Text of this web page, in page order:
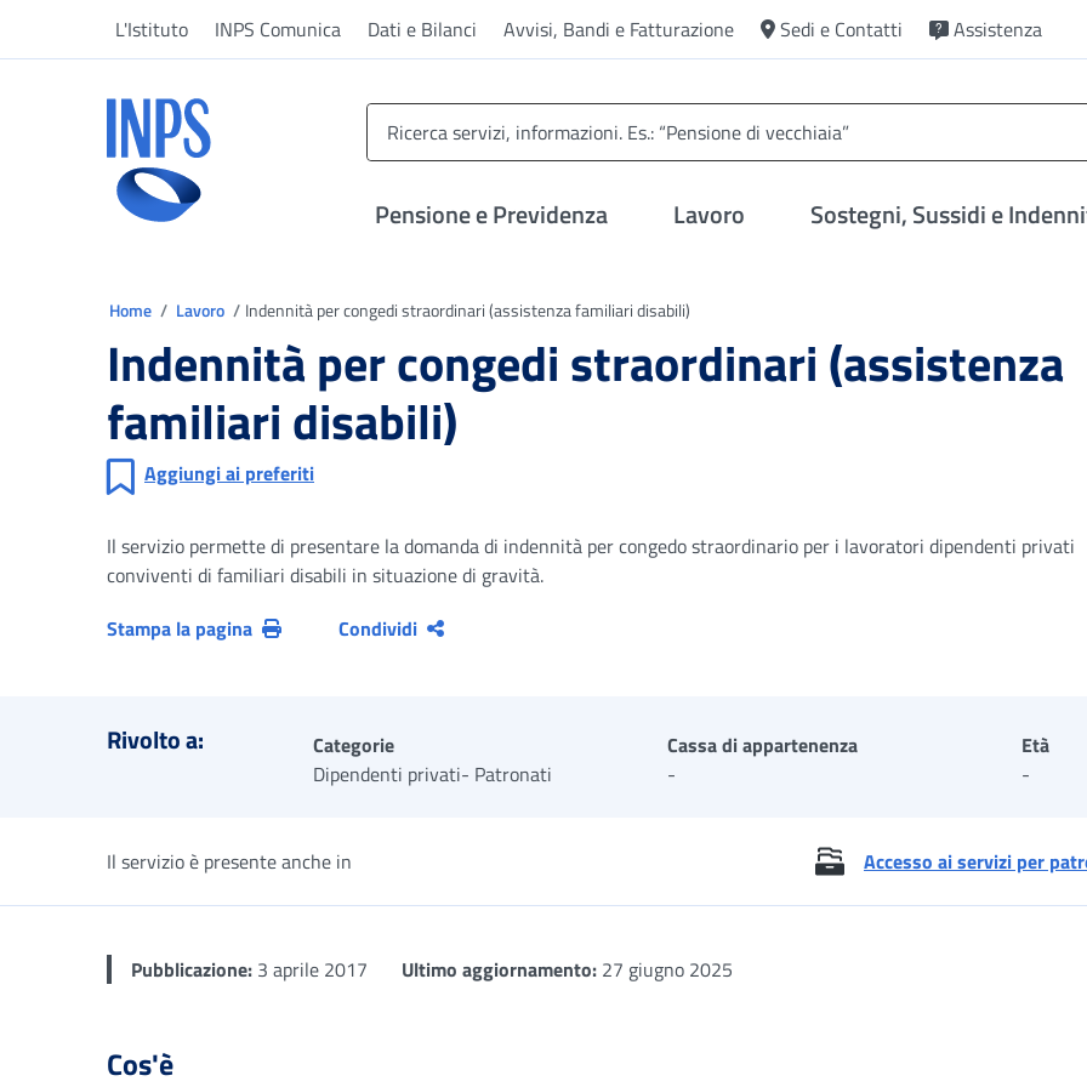
L'Istituto INPS Comunica Dati e Bilanci Avvisi, Bandi e Fatturazione Sedi e Contatti Assistenza
Pensione e Previdenza Lavoro Sostegni, Sussidi e
Home Lavoro Indennità per congedi straordinari (assistenza familiari disabili)
Indennità per congedi straordinari (assistenza
familiari disabili)
Aggiungi ai preferiti
Il servizio permette di presentare la domanda di indennità per congedo straordinario per i lavoratori dipendenti privati
conviventi di familiari disabili in situazione di gravità.
Stampa la pagina
Condividi
Rivolto a:
Categorie
Dipendenti privati- Patronati
Cassa di appartenenza
-
Età
-
Il servizio è presente anche in Accesso ai servizi per
Pubblicazione: 3 aprile 2017 Ultimo aggiornamento: 27 giugno 2025
Cos'è